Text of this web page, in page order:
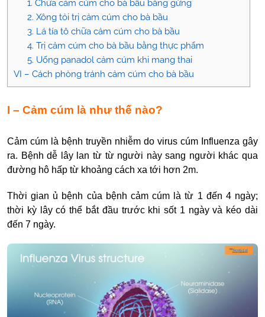
1. Chữa cảm cúm cho bà bầu bằng gừng
2. Xông tỏi trị cảm cúm cho bà bầu
3. Lá tía tô chữa cảm cúm cho bà bầu
4. Trị cảm cúm cho bà bầu bằng thực phẩm
5. Uống panadol cảm cúm khi mang thai
VI – Cách phòng tránh cảm cúm cho bà bầu
I – Cảm cúm là như thế nào?
Cảm cúm là bệnh truyền nhiễm do virus cúm Influenza gây
ra. Bệnh dễ lây lan từ từ người này sang người khác qua
đường hô hấp từ khoảng cách xa tới hơn 2m.
Thời gian ủ bệnh của bệnh cảm cúm là từ 1 đến 4 ngày;
thời kỳ lây có thể bắt đầu trước khi sốt 1 ngày và kéo dài
đến 7 ngày.